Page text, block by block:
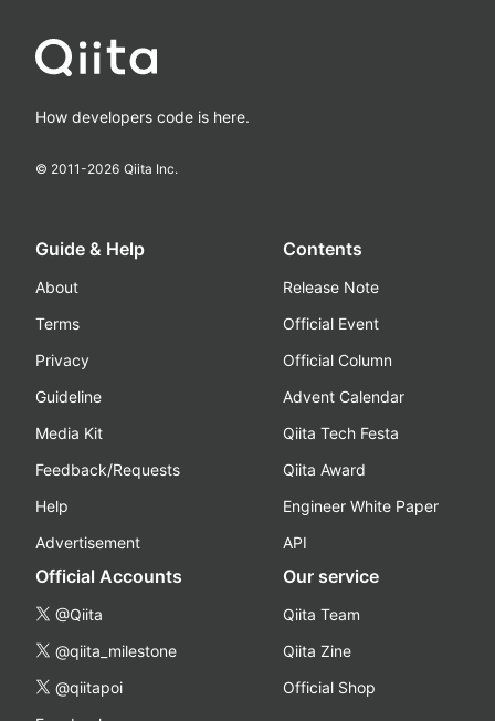
How developers code is here.
© 2011-2026 Qiita Inc.
Guide & Help
About
Terms
Privacy
Guideline
Media Kit
Feedback/Requests
Help
Advertisement
Contents
Release Note
Official Event
Official Column
Advent Calendar
Qiita Tech Festa
Qiita Award
Engineer White Paper
API
Official Accounts
@Qiita
@qiita_milestone
@qiitapoi
Our service
Qiita Team
Qiita Zine
Official Shop